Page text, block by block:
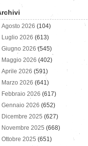
Agosto 2026 (104)
Luglio 2026 (613)
Giugno 2026 (545)
Maggio 2026 (402)
Aprile 2026 (591)
Marzo 2026 (641)
Febbraio 2026 (617)
Gennaio 2026 (652)
Dicembre 2025 (627)
Novembre 2025 (668)
Ottobre 2025 (651)